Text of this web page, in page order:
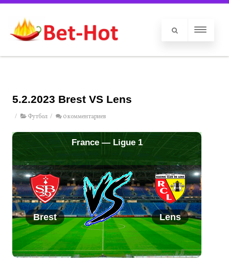
5.2.2023 Brest VS Lens
/ Футбол / 0 комментариев
France — Ligue 1
Brest Lens